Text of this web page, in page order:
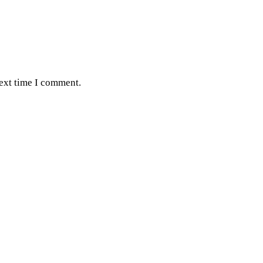
time I comment.